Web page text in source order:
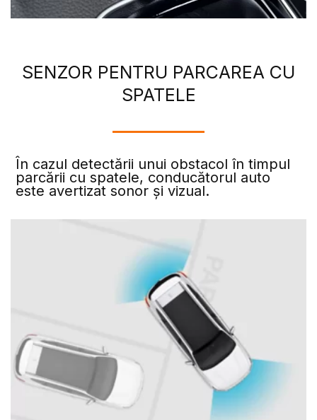
SENZOR PENTRU PARCAREA CU
SPATELE
În cazul detectării unui obstacol în timpul
parcării cu spatele, conducătorul auto
este avertizat sonor și vizual.